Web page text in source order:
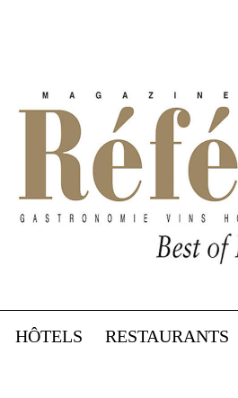
HÔTELS RESTAURANTS